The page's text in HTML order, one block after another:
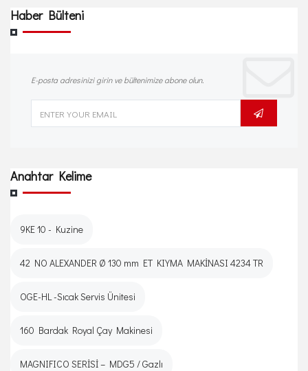
Haber Bülteni
E-posta adresinizi girin ve bültenimize abone olun.
Anahtar Kelime
9KE 10 - Kuzine
42 NO ALEXANDER Ø 130 mm ET KIYMA MAKİNASI 4234 TR
OGE-HL -Sıcak Servis Ünitesi
160 Bardak Royal Çay Makinesi
MAGNIFICO SERİSİ – MDG5 / Gazlı